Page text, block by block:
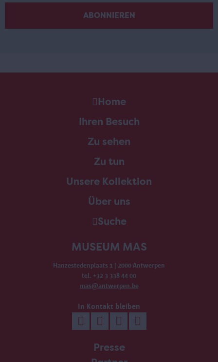
Home
Ihren Besuch
Zu sehen
Zu tun
Unsere Kollektion
Über uns
Suche
MUSEUM MAS
Hanzestedenplaats 1 | 2000 Antwerpen
tel. +32 3 338 44 00
mas@antwerpen.be
In Kontakt bleiben
Presse